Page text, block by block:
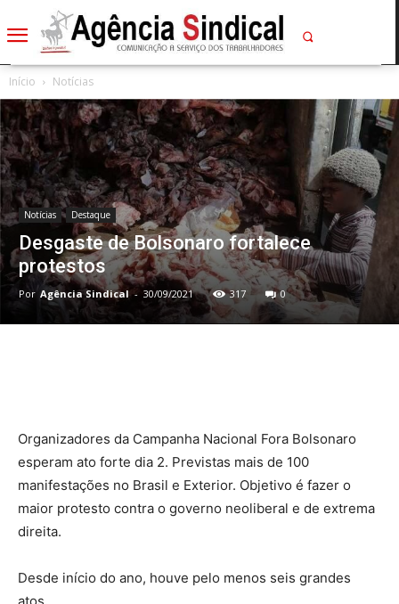
Início Notícias
Notícias Destaque
Desgaste de Bolsonaro fortalece
protestos
Por Agência Sindical - 30/09/2021 317 0
Organizadores da Campanha Nacional Fora Bolsonaro
esperam ato forte dia 2. Previstas mais de 100
manifestações no Brasil e Exterior. Objetivo é fazer o
maior protesto contra o governo neoliberal e de extrema
direita.
Desde início do ano, houve pelo menos seis grandes